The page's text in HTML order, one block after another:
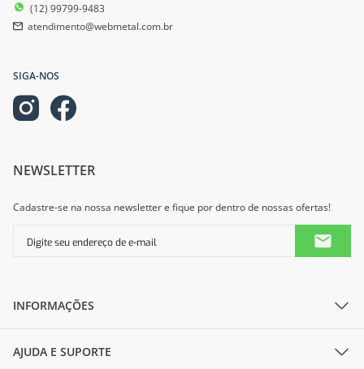
(12) 99799-9483
atendimento@webmetal.com.br
SIGA-NOS
NEWSLETTER
Cadastre-se na nossa newsletter e fique por dentro de nossas ofertas!
INFORMAÇÕES
AJUDA E SUPORTE